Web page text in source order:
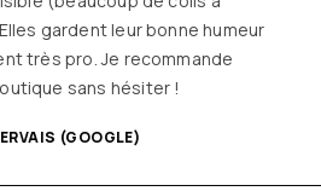
J’adore y faire un tour et
jamais (ou presque) sans rien